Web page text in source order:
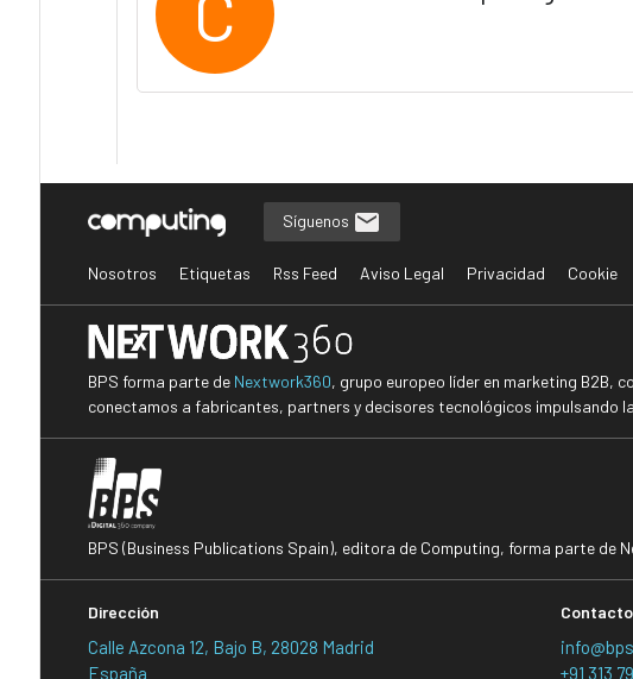
Síguenos
Nosotros Etiquetas Rss Feed Aviso Legal Privacidad Cookie
BPS forma parte de Nextwork360, grupo europeo líder en marketing B2B,
conectamos a fabricantes, partners y decisores tecnológicos impulsando
BPS (Business Publications Spain), editora de Computing, forma parte de
Dirección
Calle Azcona 12, Bajo B, 28028 Madrid
España
+91 313